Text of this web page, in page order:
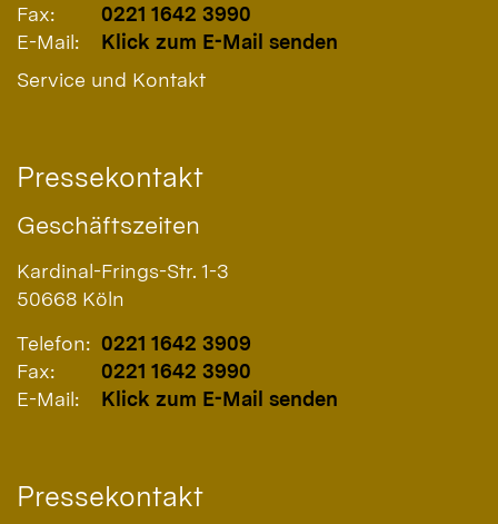
Fax:
0221 1642 3990
E-Mail:
Klick zum E-Mail senden
Service und Kontakt
Pressekontakt
Geschäftszeiten
Kardinal-Frings-Str. 1-3
50668 Köln
Telefon: 0221 1642 3909
Fax:
0221 1642 3990
E-Mail:
Klick zum E-Mail senden
Pressekontakt